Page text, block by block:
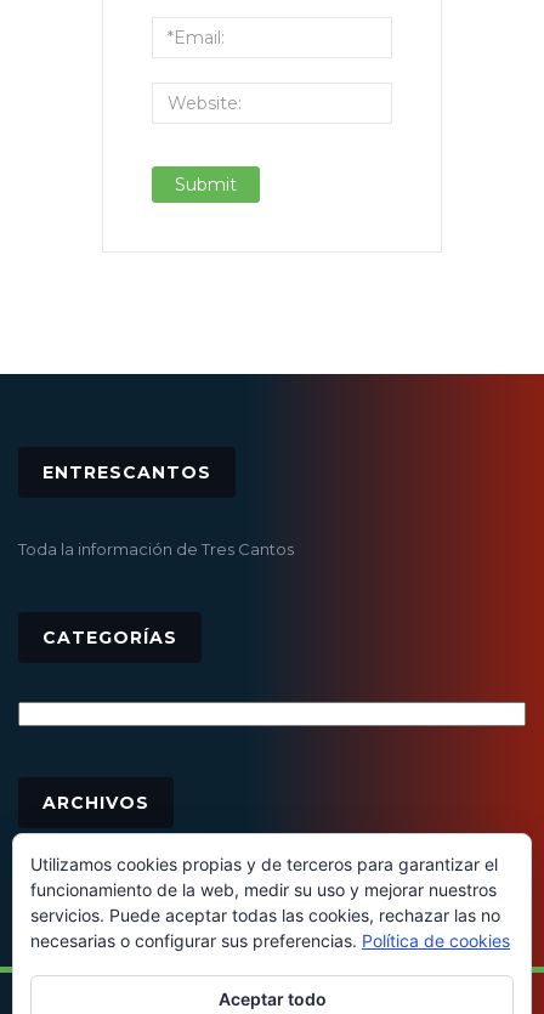
ENTRESCANTOS
Toda la información de Tres Cantos
CATEGORÍAS
ARCHIVOS
Utilizamos cookies propias y de terceros para garantizar el
funcionamiento de la web, medir su uso y mejorar nuestros
servicios. Puede aceptar todas las cookies, rechazar las no
necesarias o configurar sus preferencias. Política de cookies
Aceptar todo